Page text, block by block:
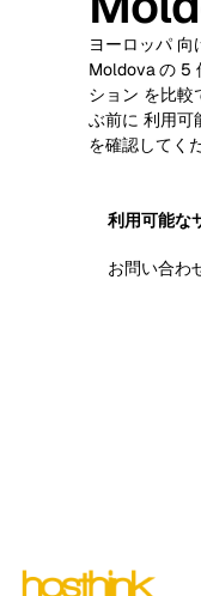
ヨーロッパ 向
Moldova の 5
ション を比較
ぶ前に 利用可
を確認してく
利用可能な
お問い合わ